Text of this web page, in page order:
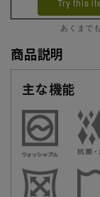
Try this
あくまで
商品説明
主な機能